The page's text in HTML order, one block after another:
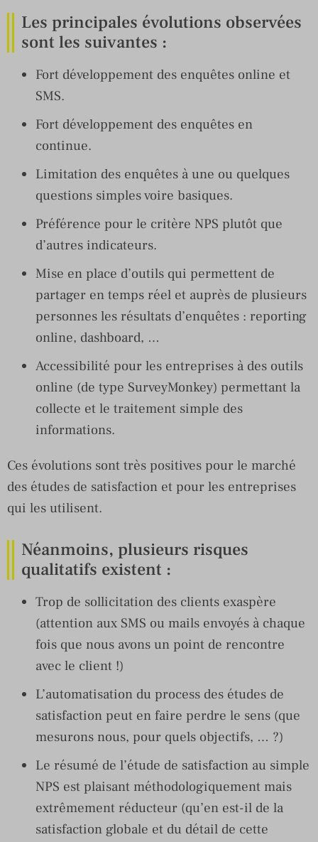
Les principales évolutions observées
sont les suivantes :
Fort développement des enquêtes online et
SMS.
Fort développement des enquêtes en
continue.
Limitation des enquêtes à une ou quelques
questions simples voire basiques.
Préférence pour le critère NPS plutôt que
d’autres indicateurs.
Mise en place d’outils qui permettent de
partager en temps réel et auprès de plusieurs
personnes les résultats d’enquêtes : reporting
online, dashboard, …
Accessibilité pour les entreprises à des outils
online (de type SurveyMonkey) permettant la
collecte et le traitement simple des
informations.
Ces évolutions sont très positives pour le marché
des études de satisfaction et pour les entreprises
qui les utilisent.
Néanmoins, plusieurs risques
qualitatifs existent :
Trop de sollicitation des clients exaspère
(attention aux SMS ou mails envoyés à chaque
fois que nous avons un point de rencontre
avec le client !)
L’automatisation du process des études de
satisfaction peut en faire perdre le sens (que
mesurons nous, pour quels objectifs, … ?)
Le résumé de l’étude de satisfaction au simple
NPS est plaisant méthodologiquement mais
extrêmement réducteur (qu’en est-il de la
satisfaction globale et du détail de cette